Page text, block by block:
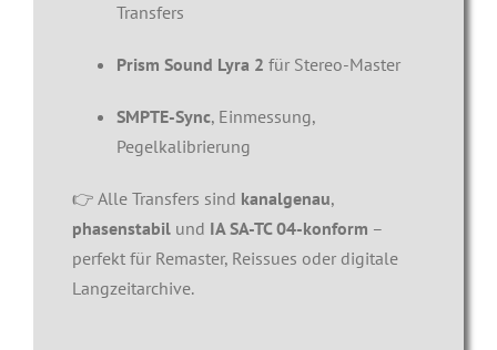
Transfers
Prism Sound Lyra 2 für Stereo-Master
SMPTE-Sync, Einmessung,
Pegelkalibrierung
👉 Alle Transfers sind kanalgenau,
phasenstabilund IA SA-TC 04-konform –
perfekt für Remaster, Reissues oder digitale
Langzeitarchive.